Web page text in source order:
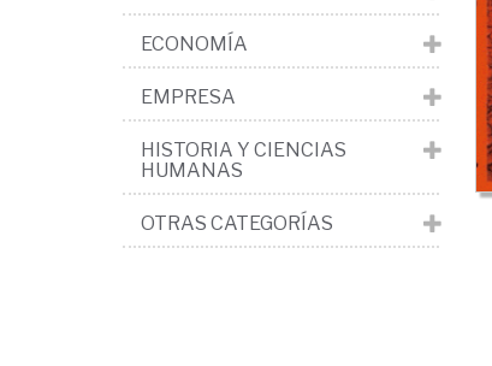
ECONOMÍA
EMPRESA
HISTORIA Y CIENCIAS
HUMANAS
OTRAS CATEGORÍAS